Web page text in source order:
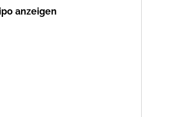
anzeigen